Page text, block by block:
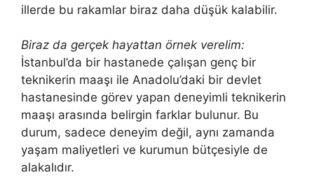
illerde bu rakamlar biraz daha düşük kalabilir.
Biraz da gerçek hayattan örnek verelim:
İstanbul’da bir hastanede çalışan genç bir
teknikerin maaşı ile Anadolu’daki bir devlet
hastanesinde görev yapan deneyimli teknikerin
maaşı arasında belirgin farklar bulunur. Bu
durum, sadece deneyim değil, aynı zamanda
yaşam maliyetleri ve kurumun bütçesiyle de
alakalıdır.